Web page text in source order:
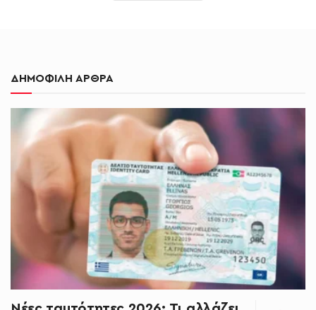
ΔΗΜΟΦΙΛΗ ΑΡΘΡΑ